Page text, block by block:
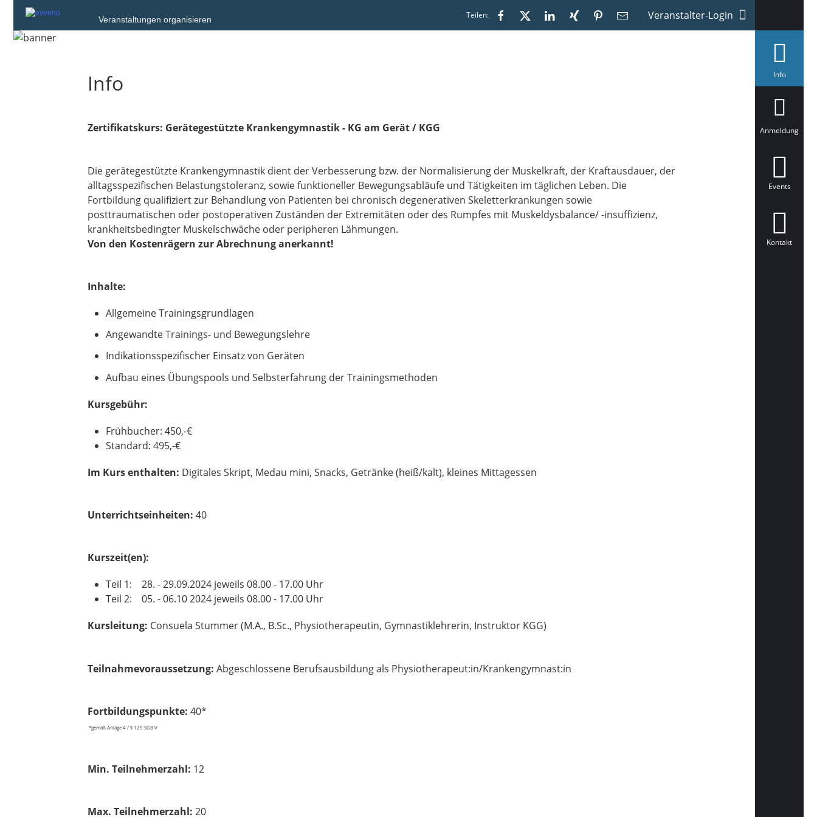
Veranstaltungen organisieren Teilen: Veranstalter-Login
Infoa
ä
t
Anmeldung
Events
Kontakt
Info
Zertifikatskurs: Gerätegestützte Krankengymnastik - KG am Gerät / KGG
Die gerätegestützte Krankengymnastik dient der Verbesserung bzw. der Normalisierung der Muskelkraft, der Kraftausdauer, der
alltagsspezifischen Belastungstoleranz, sowie funktioneller Bewegungsabläufe und Tätigkeiten im täglichen Leben. Die
Fortbildung qualifiziert zur Behandlung von Patienten bei chronisch degenerativen Skeletterkrankungen sowie
posttraumatischen oder postoperativen Zuständen der Extremitäten oder des Rumpfes mit Muskeldysbalance/ -insuffizienz,
krankheitsbedingter Muskelschwäche oder peripheren Lähmungen.
Von den Kostenrägern zur Abrechnung anerkannt!
Inhalte:
Allgemeine Trainingsgrundlagen
Angewandte Trainings- und Bewegungslehre
Indikationsspezifischer Einsatz von Geräten
Aufbau eines Übungspools und Selbsterfahrung der Trainingsmethoden
Kursgebühr:
Frühbucher: 450,-€
Standard: 495,-€
Im Kurs enthalten: Digitales Skript, Medau mini, Snacks, Getränke (heiß/kalt), kleines Mittagessen
Unterrichtseinheiten: 40
Kurszeit(en):
Teil 1: 28. - 29.09.2024 jeweils 08.00 - 17.00 Uhr
Teil 2: 05. - 06.10 2024 jeweils 08.00 - 17.00 Uhr
Kursleitung: Consuela Stummer (M.A., B.Sc., Physiotherapeutin, Gymnastiklehrerin, Instruktor KGG)
Teilnahmevoraussetzung: Abgeschlossene Berufsausbildung als Physiotherapeut:in/Krankengymnast:in
Fortbildungspunkte: 40*
*gemäß Anlage 4 / § 125 SGB V
Min. Teilnehmerzahl: 12
Max. Teilnehmerzahl: 20